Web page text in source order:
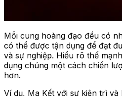
Mỗi cung hoàng đạo đều có
có thể được tận dụng để đạt
và sự nghiệp. Hiểu rõ thế
dụng chúng một cách chiến
hơn.
Ví dụ, Ma Kết với sự kiên trì